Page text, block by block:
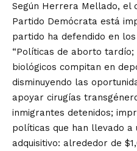
Según Herrera Mellado, el
Partido Demócrata está
partido ha defendido en
“Políticas de aborto
biológicos compitan en
disminuyendo las
apoyar cirugías
inmigrantes detenidos;
políticas que han llevado a
adquisitivo: alrededor de